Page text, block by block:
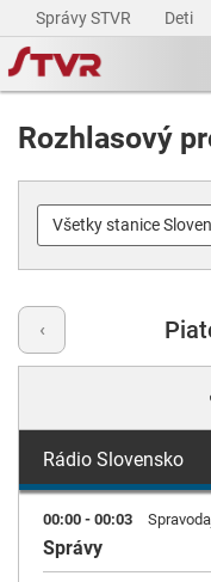
Správy STVR Deti
Rozhlasový
‹
Rádio Slovensko
00:00 - 00:03
Správy